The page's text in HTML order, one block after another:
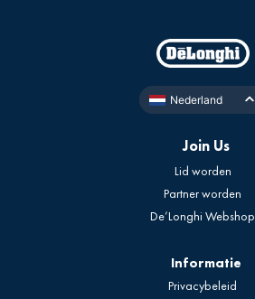
Nederland
Join Us
Lid worden
Partner worden
De’Longhi Webshop
Informatie
Privacybeleid